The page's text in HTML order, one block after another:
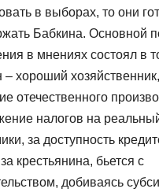
в выборах, то они
Бабкина. Основной
в мнениях состоял в
– хороший
отечественного
налогов на
за доступность
крестьянина, бьется с
добиваясь